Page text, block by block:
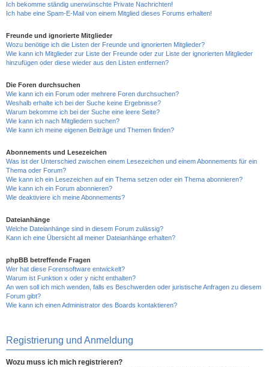
Ich bekomme ständig unerwünschte Private Nachrichten!
Ich habe eine Spam-E-Mail von einem Mitglied dieses Forums erhalten!
Freunde und ignorierte Mitglieder
Wozu benötige ich die Listen der Freunde und ignorierten Mitglieder?
Wie kann ich Mitglieder zur Liste der Freunde oder zur Liste der ignorierten Mitglieder
hinzufügen oder diese wieder aus den Listen entfernen?
Die Foren durchsuchen
Wie kann ich ein Forum oder mehrere Foren durchsuchen?
Weshalb erhalte ich bei der Suche keine Ergebnisse?
Warum bekomme ich bei der Suche eine leere Seite?
Wie kann ich nach Mitgliedern suchen?
Wie kann ich meine eigenen Beiträge und Themen finden?
Abonnements und Lesezeichen
Was ist der Unterschied zwischen einem Lesezeichen und einem Abonnements für ein
Thema oder Forum?
Wie kann ich ein Lesezeichen auf ein Thema setzen oder ein Thema abonnieren?
Wie kann ich ein Forum abonnieren?
Wie deaktiviere ich meine Abonnements?
Dateianhänge
Welche Dateianhänge sind in diesem Forum zulässig?
Kann ich eine Übersicht all meiner Dateianhänge erhalten?
phpBB betreffende Fragen
Wer hat diese Forensoftware entwickelt?
Warum ist Funktion x oder y nicht enthalten?
An wen soll ich mich wenden, falls es Beschwerden oder juristische Anfragen zu diesem
Forum gibt?
Wie kann ich einen Administrator des Boards kontaktieren?
Registrierung und Anmeldung
Wozu muss ich mich registrieren?